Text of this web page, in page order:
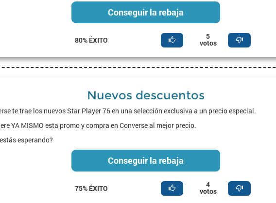
Conseguir la rebaja
80% ÉXITO 5
votos
Nuevos descuentos
te trae los nuevos Star Player 76 en una selección exclusiva a un precio especial.
YA MISMO esta promo y compra en Converse al mejor precio.
esperando?
Conseguir la rebaja
75% ÉXITO 4
votos